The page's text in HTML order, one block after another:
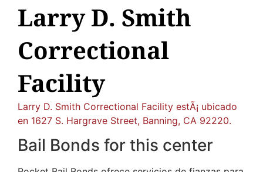
Larry D. Smith
Correctional
Facility
Larry D. Smith Correctional Facility estÃ¡ ubicado
en 1627 S. Hargrave Street, Banning, CA 92220.
Bail Bonds for this center